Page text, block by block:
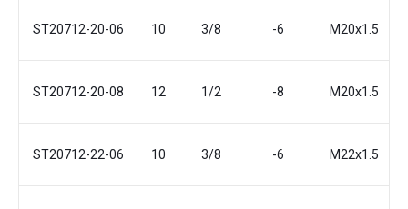
ST20712-20-06 10 3/8 -6 M20x1.5
ST20712-20-08 12 1/2 -8 M20x1.5
ST20712-22-06 10 3/8 -6 М22x1.5